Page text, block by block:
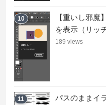
10
【重いし邪魔
を表示（リッ
189 views
11
パスのままイ